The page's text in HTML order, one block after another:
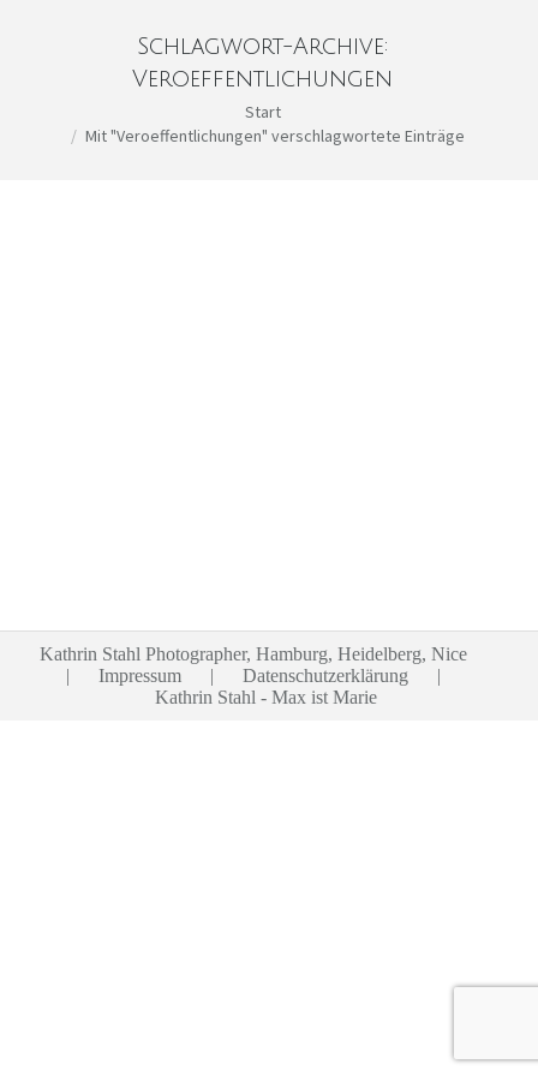
Schlagwort-Archive:
Veroeffentlichungen
Start
Mit "Veroeffentlichungen" verschlagwortete Einträge
Kathrin Stahl Photographer, Hamburg, Heidelberg, Nice
|Impressum |Datenschutzerklärung |
Kathrin Stahl - Max ist Marie